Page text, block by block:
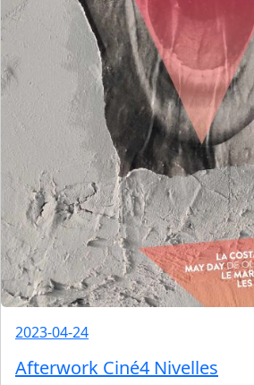
2023-04-24
Afterwork Ciné4 Nivelles